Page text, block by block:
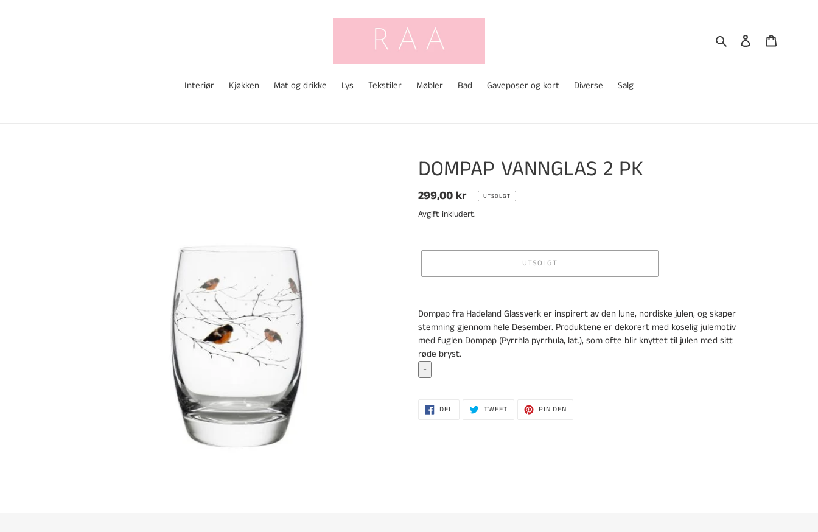
Søk Logg på
Interiør Kjøkken Mat og drikke Lys Tekstiler Møbler Bad Gaveposer og kort Diverse Salg
DOMPAP VANNGLAS 2 PK
Vanlig
pris
299,00 kr UTSOLGT
Avgift inkludert.
UTSOLGT
til
produkter
i
handlekurven
Dompap fra Hadeland Glassverk er inspirert av den lune, nordiske julen, og skaper
stemning gjennom hele Desember. Produktene er dekorert med koselig julemotiv
med fuglen Dompap (Pyrrhla pyrrhula, lat.), som ofte blir knyttet til julen med sitt
røde bryst.
-
DEL
PÅ
TWEETTWEET PIN DEN